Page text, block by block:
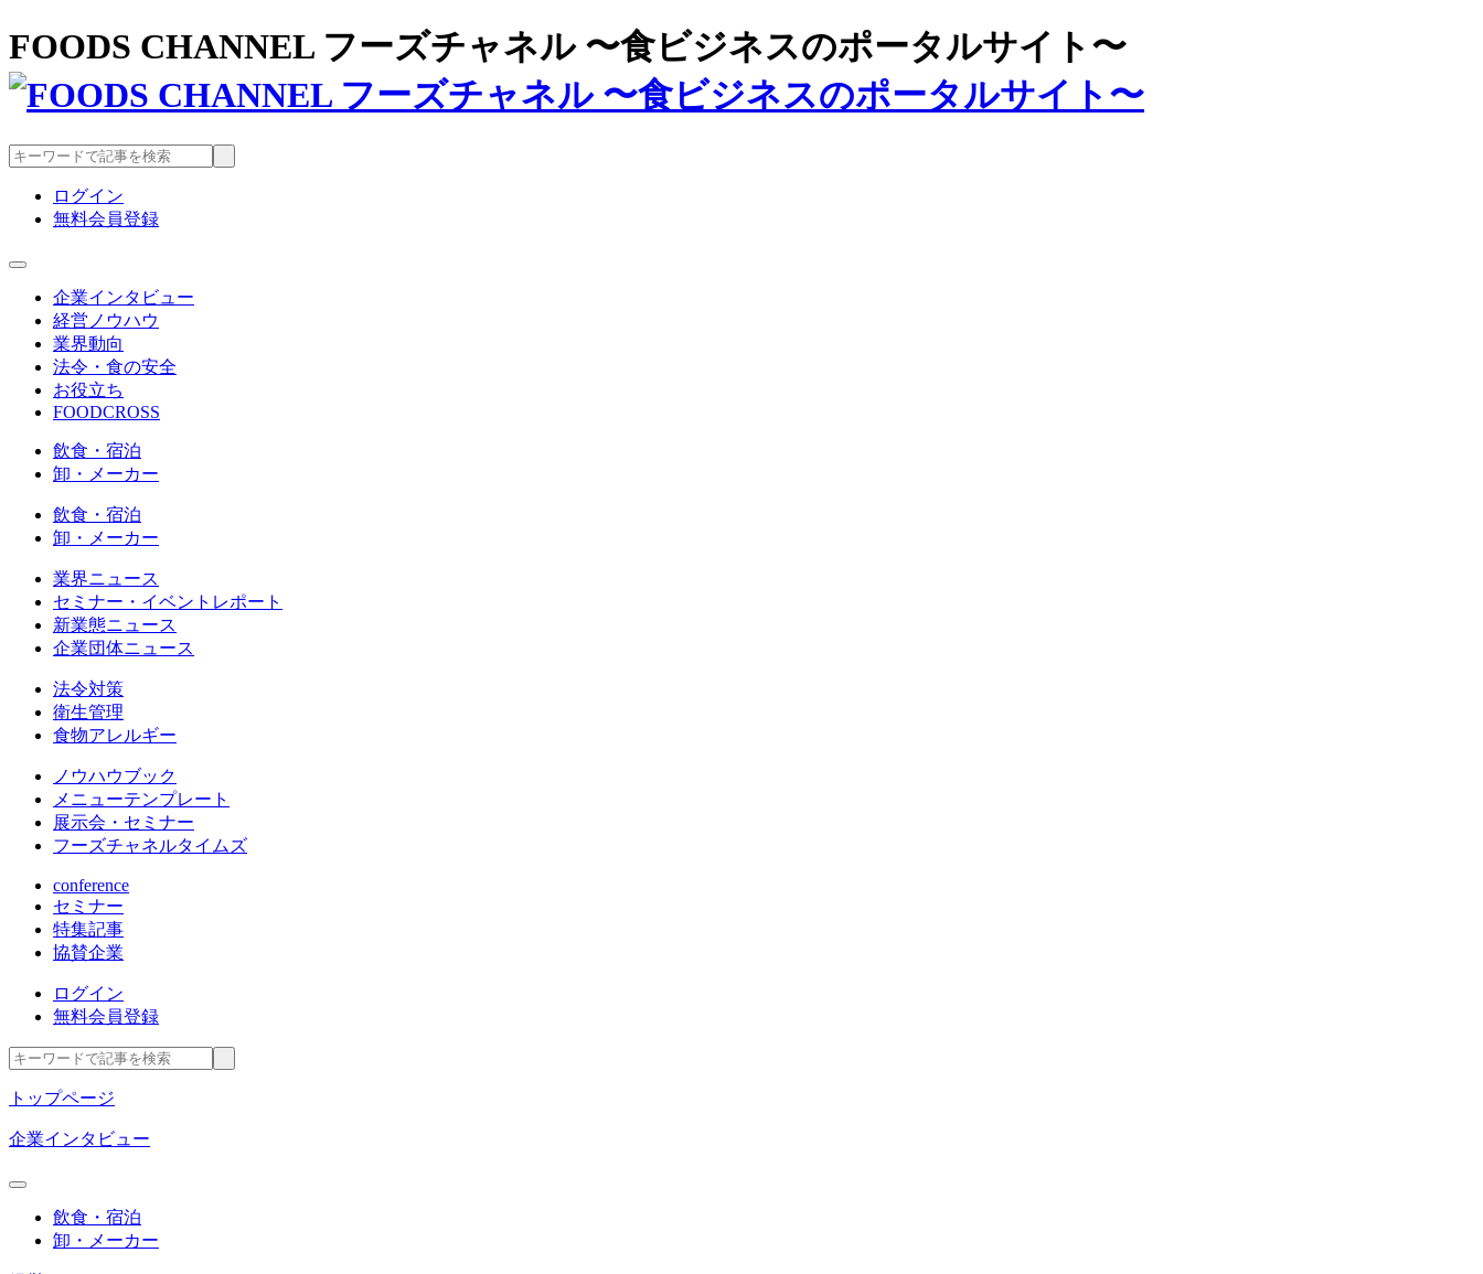
FOODS CHANNEL フーズチャネル 〜食ビジネスのポータルサイト〜
ログイン
無料会員登録
企業インタビュー
経営ノウハウ
業界動向
法令・食の安全
お役立ち
FOODCROSS
飲食・宿泊
卸・メーカー
飲食・宿泊
卸・メーカー
業界ニュース
セミナー・イベントレポート
新業態ニュース
企業団体ニュース
法令対策
衛生管理
食物アレルギー
ノウハウブック
メニューテンプレート
展示会・セミナー
フーズチャネルタイムズ
conference
セミナー
特集記事
協賛企業
ログイン
無料会員登録
トップページ
企業インタビュー
飲食・宿泊
卸・メーカー